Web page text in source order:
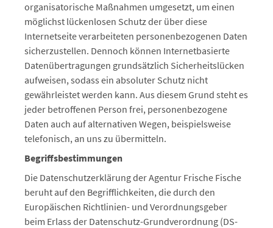
organisatorische Maßnahmen umgesetzt, um einen
möglichst lückenlosen Schutz der über diese
Internetseite verarbeiteten personenbezogenen Daten
sicherzustellen. Dennoch können Internetbasierte
Datenübertragungen grundsätzlich Sicherheitslücken
aufweisen, sodass ein absoluter Schutz nicht
gewährleistet werden kann. Aus diesem Grund steht es
jeder betroffenen Person frei, personenbezogene
Daten auch auf alternativen Wegen, beispielsweise
telefonisch, an uns zu übermitteln.
Begriffsbestimmungen
Die Datenschutzerklärung der Agentur Frische Fische
beruht auf den Begrifflichkeiten, die durch den
Europäischen Richtlinien- und Verordnungsgeber
beim Erlass der Datenschutz-Grundverordnung (DS-